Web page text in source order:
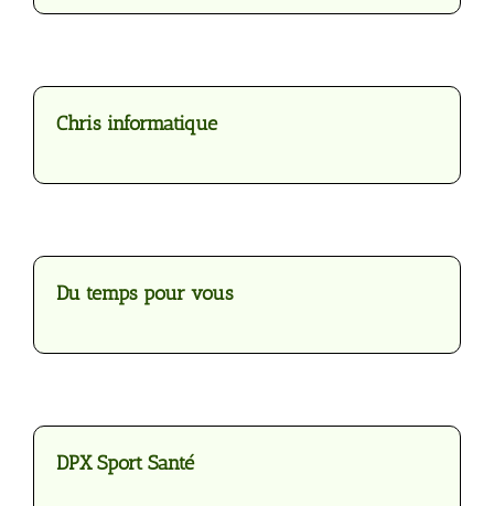
Chris informatique
Du temps pour vous
DPX Sport Santé